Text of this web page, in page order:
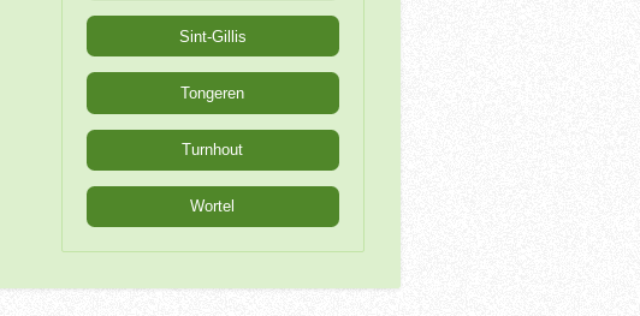
Sint-Gillis
Tongeren
Turnhout
Wortel